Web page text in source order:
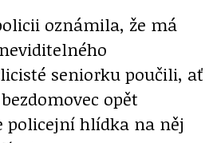
oznámila, že má
seniorku poučili, ať
opět
policejní hlídka na něj